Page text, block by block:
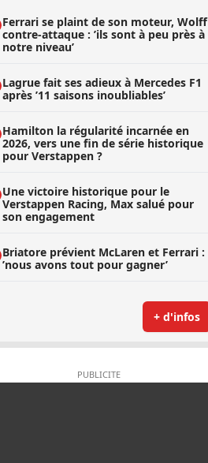
Ferrari se plaint de son moteur, Wolff
contre-attaque : ’ils sont à peu près à
notre niveau’
Lagrue fait ses adieux à Mercedes F1
après ’11 saisons inoubliables’
Hamilton la régularité incarnée en
2026, vers une fin de série historique
pour Verstappen ?
Une victoire historique pour le
Verstappen Racing, Max salué pour
son engagement
Briatore prévient McLaren et Ferrari :
’nous avons tout pour gagner’
+ d'infos